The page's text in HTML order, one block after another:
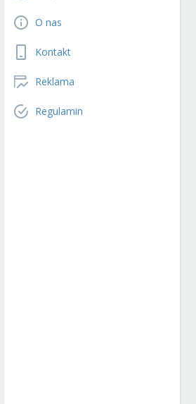
O nas
Kontakt
Reklama
Regulamin